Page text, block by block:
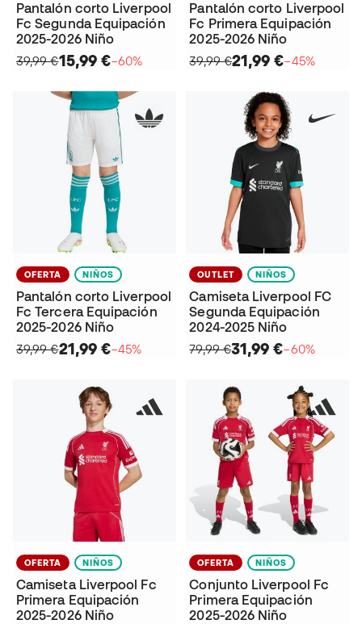
Pantalón corto Liverpool
Fc Segunda Equipación
2025-2026 Niño
39,99 €15,99 €−60%
Pantalón corto Liverpool
Fc Primera Equipación
2025-2026 Niño
39,99 €21,99 €−45%
OFERTA NIÑOS
Pantalón corto Liverpool
Fc Tercera Equipación
2025-2026 Niño
39,99 €21,99 €−45%
OUTLET NIÑOS
Camiseta Liverpool FC
Segunda Equipación
2024-2025 Niño
79,99 €31,99 €−60%
OFERTA NIÑOS
Camiseta Liverpool Fc
Primera Equipación
2025-2026 Niño
OFERTA NIÑOS
Conjunto Liverpool Fc
Primera Equipación
2025-2026 Niño